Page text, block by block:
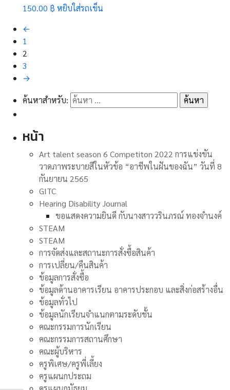
150.00 ฿ หยิบใส่รถเข็น
←
1
2
3
→
ค้นหาสำหรับ:
หน้า
Art talent season 6 Competiton 2022 การแข่งขัน
วาดภาพระบายสีในหัวข้อ “อาชีพในฝันของฉัน” วันที่ 8
กันยายน 2565
GITC
Hearing Disability Journal
ขอแสดงความยินดี กับนางสาววรินภรณ์ ทองจำนงค์
STEAM
STEAM
การจัดส่งและสถานะการสั่งซื้อสินค้า
การเปลี่ยน/คืนสินค้า
ข้อมูลการสั่งซื้อ
ข้อมูลด้านอาคารเรียน อาคารประกอบ และสิ่งก่อสร้างอื่น
ข้อมูลทั่วไป
ข้อมูลนักเรียนจำแนกตามระดับชั้น
คณะกรรมการนักเรียน
คณะกรรมการสถานศึกษา
คณะผู้บริหาร
ครูพิเศษ/ครูพี่เลี้ยง
ครูแผนกประถม